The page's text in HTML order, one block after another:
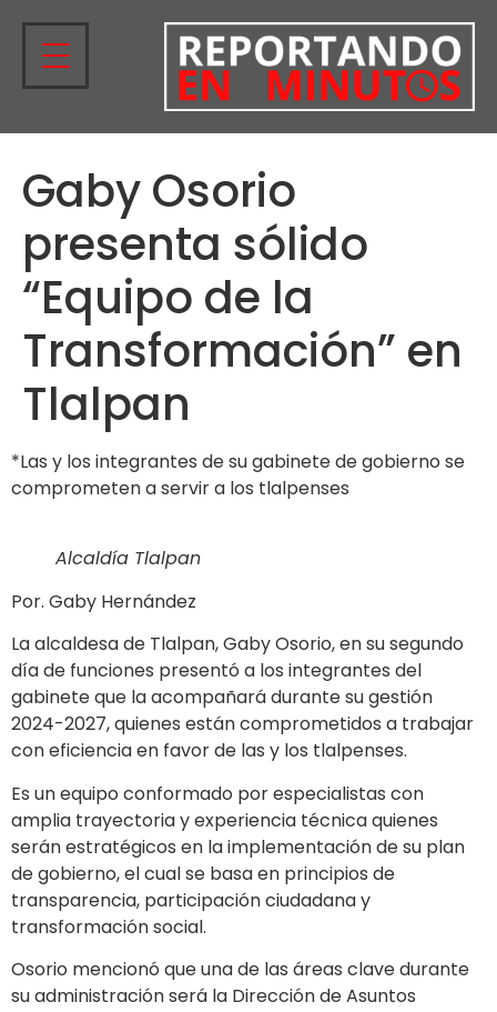
Gaby Osorio
presenta sólido
“Equipo de la
Transformación” en
Tlalpan
*Las y los integrantes de su gabinete de gobierno se
comprometen a servir a los tlalpenses
Alcaldía Tlalpan
Por. Gaby Hernández
La alcaldesa de Tlalpan, Gaby Osorio, en su segundo
día de funciones presentó a los integrantes del
gabinete que la acompañará durante su gestión
2024-2027, quienes están comprometidos a trabajar
con eficiencia en favor de las y los tlalpenses.
Es un equipo conformado por especialistas con
amplia trayectoria y experiencia técnica quienes
serán estratégicos en la implementación de su plan
de gobierno, el cual se basa en principios de
transparencia, participación ciudadana y
transformación social.
Osorio mencionó que una de las áreas clave durante
su administración será la Dirección de Asuntos